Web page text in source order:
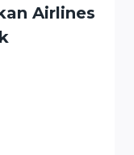
Airlines